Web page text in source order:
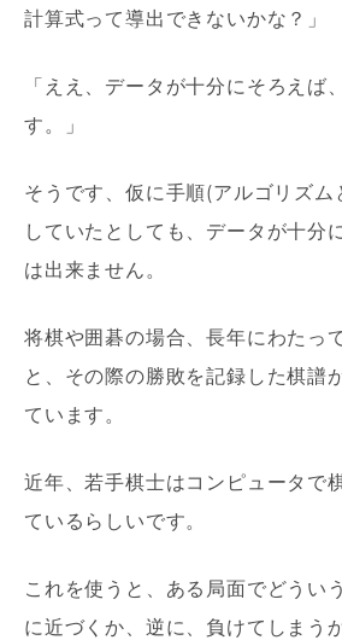
計算式って導出できないかな？」
「ええ、データが十分にそろえば
す。」
そうです、仮に手順(アルゴリズム
していたとしても、データが十分
は出来ません。
将棋や囲碁の場合、長年にわたっ
と、その際の勝敗を記録した棋譜
ています。
近年、若手棋士はコンピュータで
ているらしいです。
これを使うと、ある局面でどうい
に近づくか、逆に、負けてしまう